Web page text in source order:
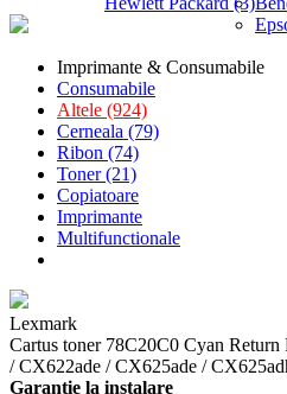
Imprimante & Consumabile
Consumabile
Altele (924)
Cerneala (79)
Ribon (74)
Toner (21)
Copiatoare
Imprimante
Multifunctionale
Lexmark
Cartus toner 78C20C0 Cyan
/ CX622ade / CX625ade /
Garantie la instalare